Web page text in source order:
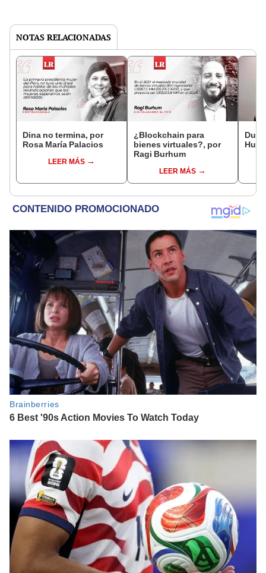
NOTAS RELACIONADAS
Dina no termina, por
Rosa María Palacios
LEER MÁS
¿Blockchain para
bienes virtuales?, por
Ragi Burhum
LEER MÁS